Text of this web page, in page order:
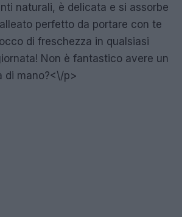
naturali, è delicata e si assorbe
perfetto da portare con te
di freschezza in qualsiasi
Non è fantastico avere un
di mano?<\/p>